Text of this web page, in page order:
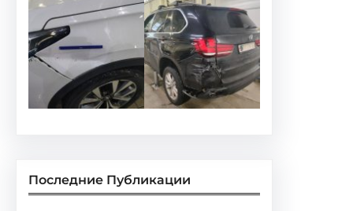
Последние Публикации